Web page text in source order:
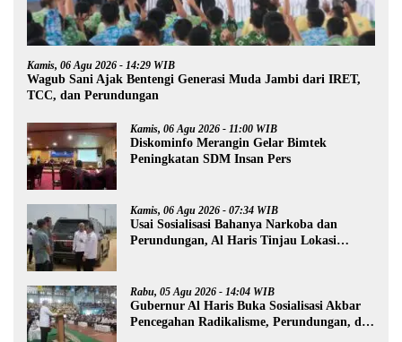
Kamis, 06 Agu 2026 - 14:29 WIB
Wagub Sani Ajak Bentengi Generasi Muda Jambi dari IRET,
TCC, dan Perundungan
Kamis, 06 Agu 2026 - 11:00 WIB
Diskominfo Merangin Gelar Bimtek
Peningkatan SDM Insan Pers
Kamis, 06 Agu 2026 - 07:34 WIB
Usai Sosialisasi Bahanya Narkoba dan
Perundungan, Al Haris Tinjau Lokasi
Rabu, 05 Agu 2026 - 14:04 WIB
Gubernur Al Haris Buka Sosialisasi Akbar
Pencegahan Radikalisme, Perundungan, dan